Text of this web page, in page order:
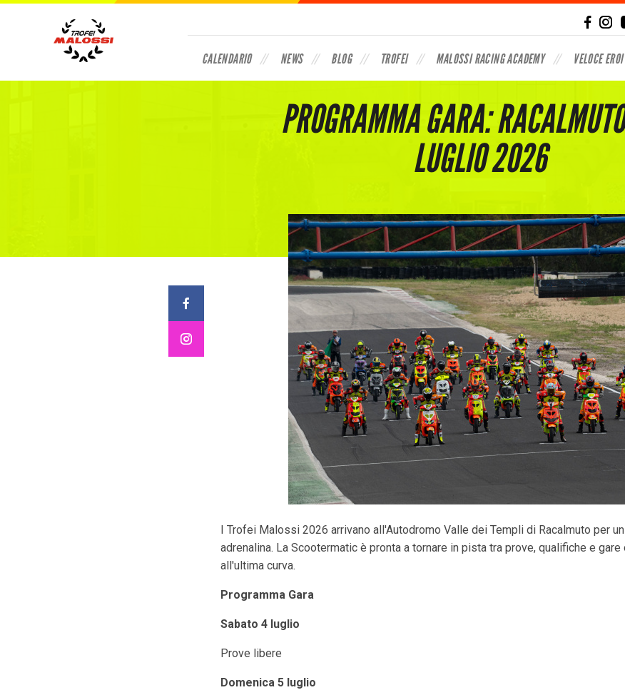
CALENDARIO NEWS BLOG TROFEI MALOSSI RACING ACADEMY VELOCE
PROGRAMMA GARA:
LUGLIO 2026
I Trofei Malossi 2026 arrivano all'Autodromo Valle dei Templi di Racalmuto per
adrenalina. La Scootermatic è pronta a tornare in pista tra prove, qualifiche e
all'ultima curva.
Programma Gara
Sabato 4 luglio
Prove libere
Domenica 5 luglio